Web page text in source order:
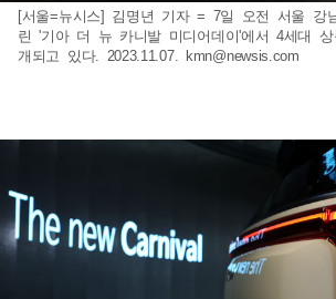
[서울=뉴시스] 김명년 기자 = 7일 오전 서울 강
린 '기아 더 뉴 카니발 미디어데이'에서 4세대
개되고 있다. 2023.11.07.
kmn@newsis.com